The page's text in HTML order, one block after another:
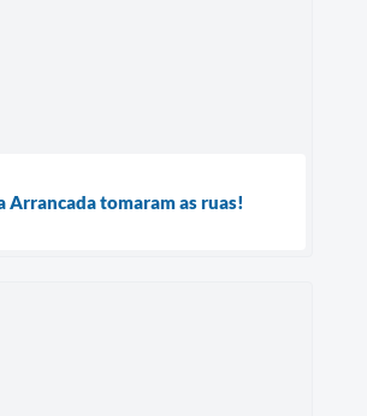
Arrancada tomaram as ruas!